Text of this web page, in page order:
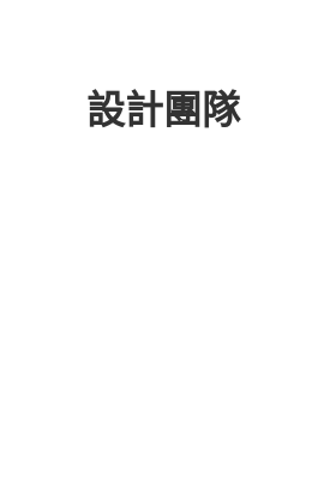
設計團隊